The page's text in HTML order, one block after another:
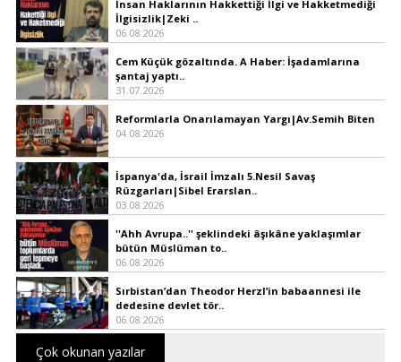
İnsan Haklarının Hakkettiği İlgi ve Hakketmediği
İlgisizlik|Zeki ..
06.08.2026
Cem Küçük gözaltında. A Haber: İşadamlarına
şantaj yaptı..
31.07.2026
Reformlarla Onarılamayan Yargı|Av.Semih Biten
04.08.2026
İspanya'da, İsrail İmzalı 5.Nesil Savaş
Rüzgarları|Sibel Erarslan..
03.08.2026
''Ahh Avrupa..'' şeklindeki âşıkâne yaklaşımlar
bütün Müslüman to..
06.08.2026
Sırbistan’dan Theodor Herzl’in babaannesi ile
dedesine devlet tör..
06.08.2026
Çok okunan yazılar